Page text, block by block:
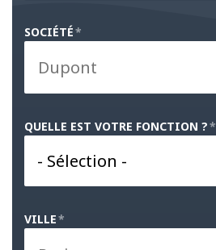
SOCIÉTÉ*
QUELLE EST VOTRE FONCTION ?*
VILLE*